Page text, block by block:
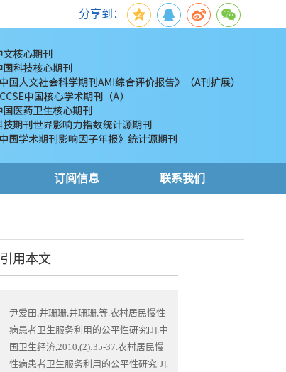
分享到：
订阅信息 联系我们
引用本文
尹爱田,井珊珊,井珊珊,等.农村居民慢性
病患者卫生服务利用的公平性研究[J].中
国卫生经济,2010,(2):35-37.农村居民慢
性病患者卫生服务利用的公平性研究[J].